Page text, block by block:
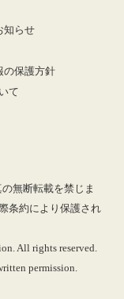
知らせ
の保護方針
て
無断転載を禁じま
条約により保護され
All rights reserved.
permission.